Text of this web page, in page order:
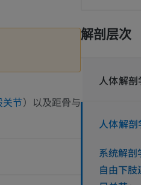
关节）以及距骨与
解剖层次
人体解
人体解剖
系统解剖
自由下肢